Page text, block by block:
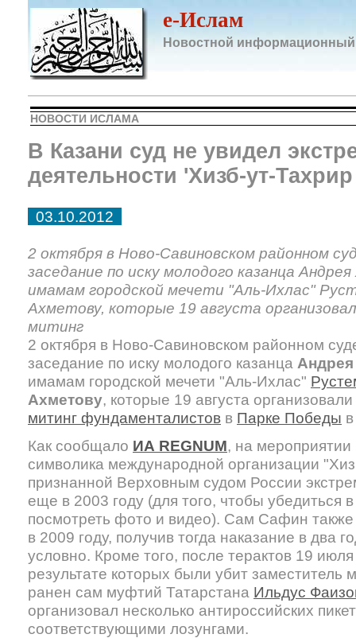
e-Ислам
Новостной информационный
НОВОСТИ ИСЛАМА
В Казани суд не увидел
деятельности 'Хизб-ут-
03.10.2012
2 октября в Ново-Савиновском районном
заседание по иску молодого казанца
имамам городской мечети "Аль-Ихлас"
Ахметову, которые 19 августа
митинг
2 октября в Ново-Савиновском районном
заседание по иску молодого казанца
имамам городской мечети "Аль-Ихлас"
Ахметову, которые 19 августа организовали
митинг фундаменталистов в Парке Победы
Как сообщало ИА REGNUM, на мероприятии
символика международной организации
признанной Верховным судом России
еще в 2003 году (для того, чтобы убедиться
посмотреть фото и видео). Сам Сафин
в 2009 году, получив тогда наказание в два
условно. Кроме того, после терактов 19
результате которых были убит заместитель
ранен сам муфтий Татарстана Ильдус
организовал несколько антироссийских
соответствующими лозунгами.